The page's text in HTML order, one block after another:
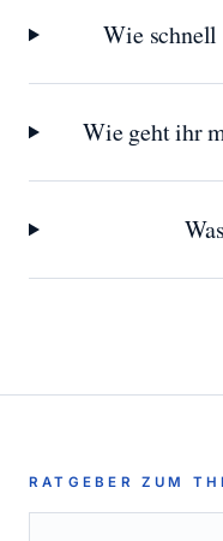
Wie
Wie geht ihr
RATGEBER ZUM